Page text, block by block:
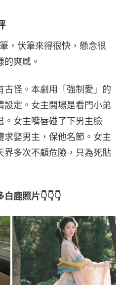
，伏筆來得很快，懸念很
爽感。
古怪。本劇用「強制愛」的
設定。女主開場是看門小弟
。女主嘴唇碰了下男主臉
求娶男主，保他名節。女主
界多次不顧危險，只為死貼
鹿照片👇👇👇